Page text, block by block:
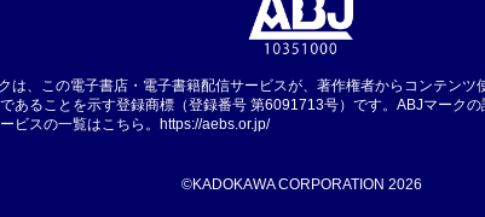
は、この電子書店・電子書籍配信サービスが、著作権者からコンテンツ
あることを示す登録商標（登録番号 第6091713号）です。ABJマーク
ビスの一覧はこちら。 https://aebs.or.jp/
©KADOKAWA CORPORATION 2026